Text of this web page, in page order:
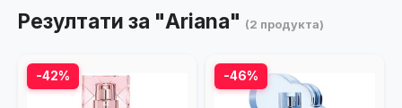
🎟️ Купони
Резултати за "Ariana" (2 продукта)
-42% -46%